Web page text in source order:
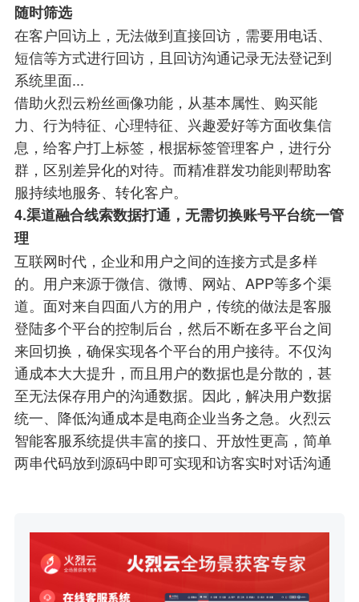
随时筛选
在客户回访上，无法做到直接回访，需要用电话、
短信等方式进行回访，且回访沟通记录无法登记到
系统里面...
借助火烈云粉丝画像功能，从基本属性、购买能
力、行为特征、心理特征、兴趣爱好等方面收集信
息，给客户打上标签，根据标签管理客户，进行分
群，区别差异化的对待。而精准群发功能则帮助客
服持续地服务、转化客户。
4.渠道融合线索数据打通，无需切换账号平台统一管
理
互联网时代，企业和用户之间的连接方式是多样
的。用户来源于微信、微博、网站、APP等多个渠
道。面对来自四面八方的用户，传统的做法是客服
登陆多个平台的控制后台，然后不断在多平台之间
来回切换，确保实现各个平台的用户接待。不仅沟
通成本大大提升，而且用户的数据也是分散的，甚
至无法保存用户的沟通数据。因此，解决用户数据
统一、降低沟通成本是电商企业当务之急。火烈云
智能客服系统提供丰富的接口、开放性更高，简单
两串代码放到源码中即可实现和访客实时对话沟通